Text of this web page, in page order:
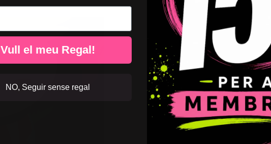
Vull el meu Regal!
NO, Seguir sense regal